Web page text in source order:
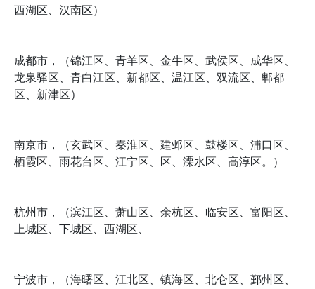
西湖区、汉南区）
成都市，（锦江区、青羊区、金牛区、武侯区、成华区、
龙泉驿区、青白江区、新都区、温江区、双流区、郫都
区、新津区）
南京市，（玄武区、秦淮区、建邺区、鼓楼区、浦口区、
栖霞区、雨花台区、江宁区、区、溧水区、高淳区。）
杭州市，（滨江区、萧山区、余杭区、临安区、富阳区、
上城区、下城区、西湖区、
宁波市，（海曙区、江北区、镇海区、北仑区、鄞州区、